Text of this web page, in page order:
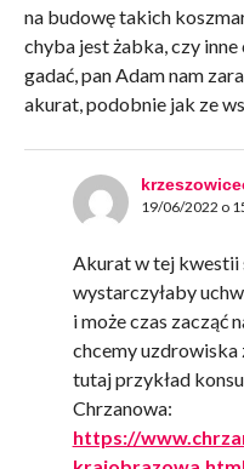
na budowę takich
chyba jest żabka, czy
gadać, pan Adam nam
akurat, podobnie jak ze
19/06/2022 o
Akurat w tej kwestii
wystarczyłaby
i może czas zacząć
chcemy
tutaj przykład
Chrzanowa:
https://